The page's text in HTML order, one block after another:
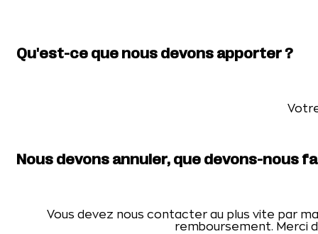
Qu'est-ce que nous devons apporter ?
Nous devons annuler, que devons-nous
Vous devez nous contacter au plus vite par
remboursement. Merci